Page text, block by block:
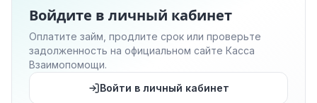
Войдите в личный кабинет
Оплатите займ, продлите срок или проверьте
задолженность на официальном сайте Касса
Взаимопомощи.
Войти в личный кабинет